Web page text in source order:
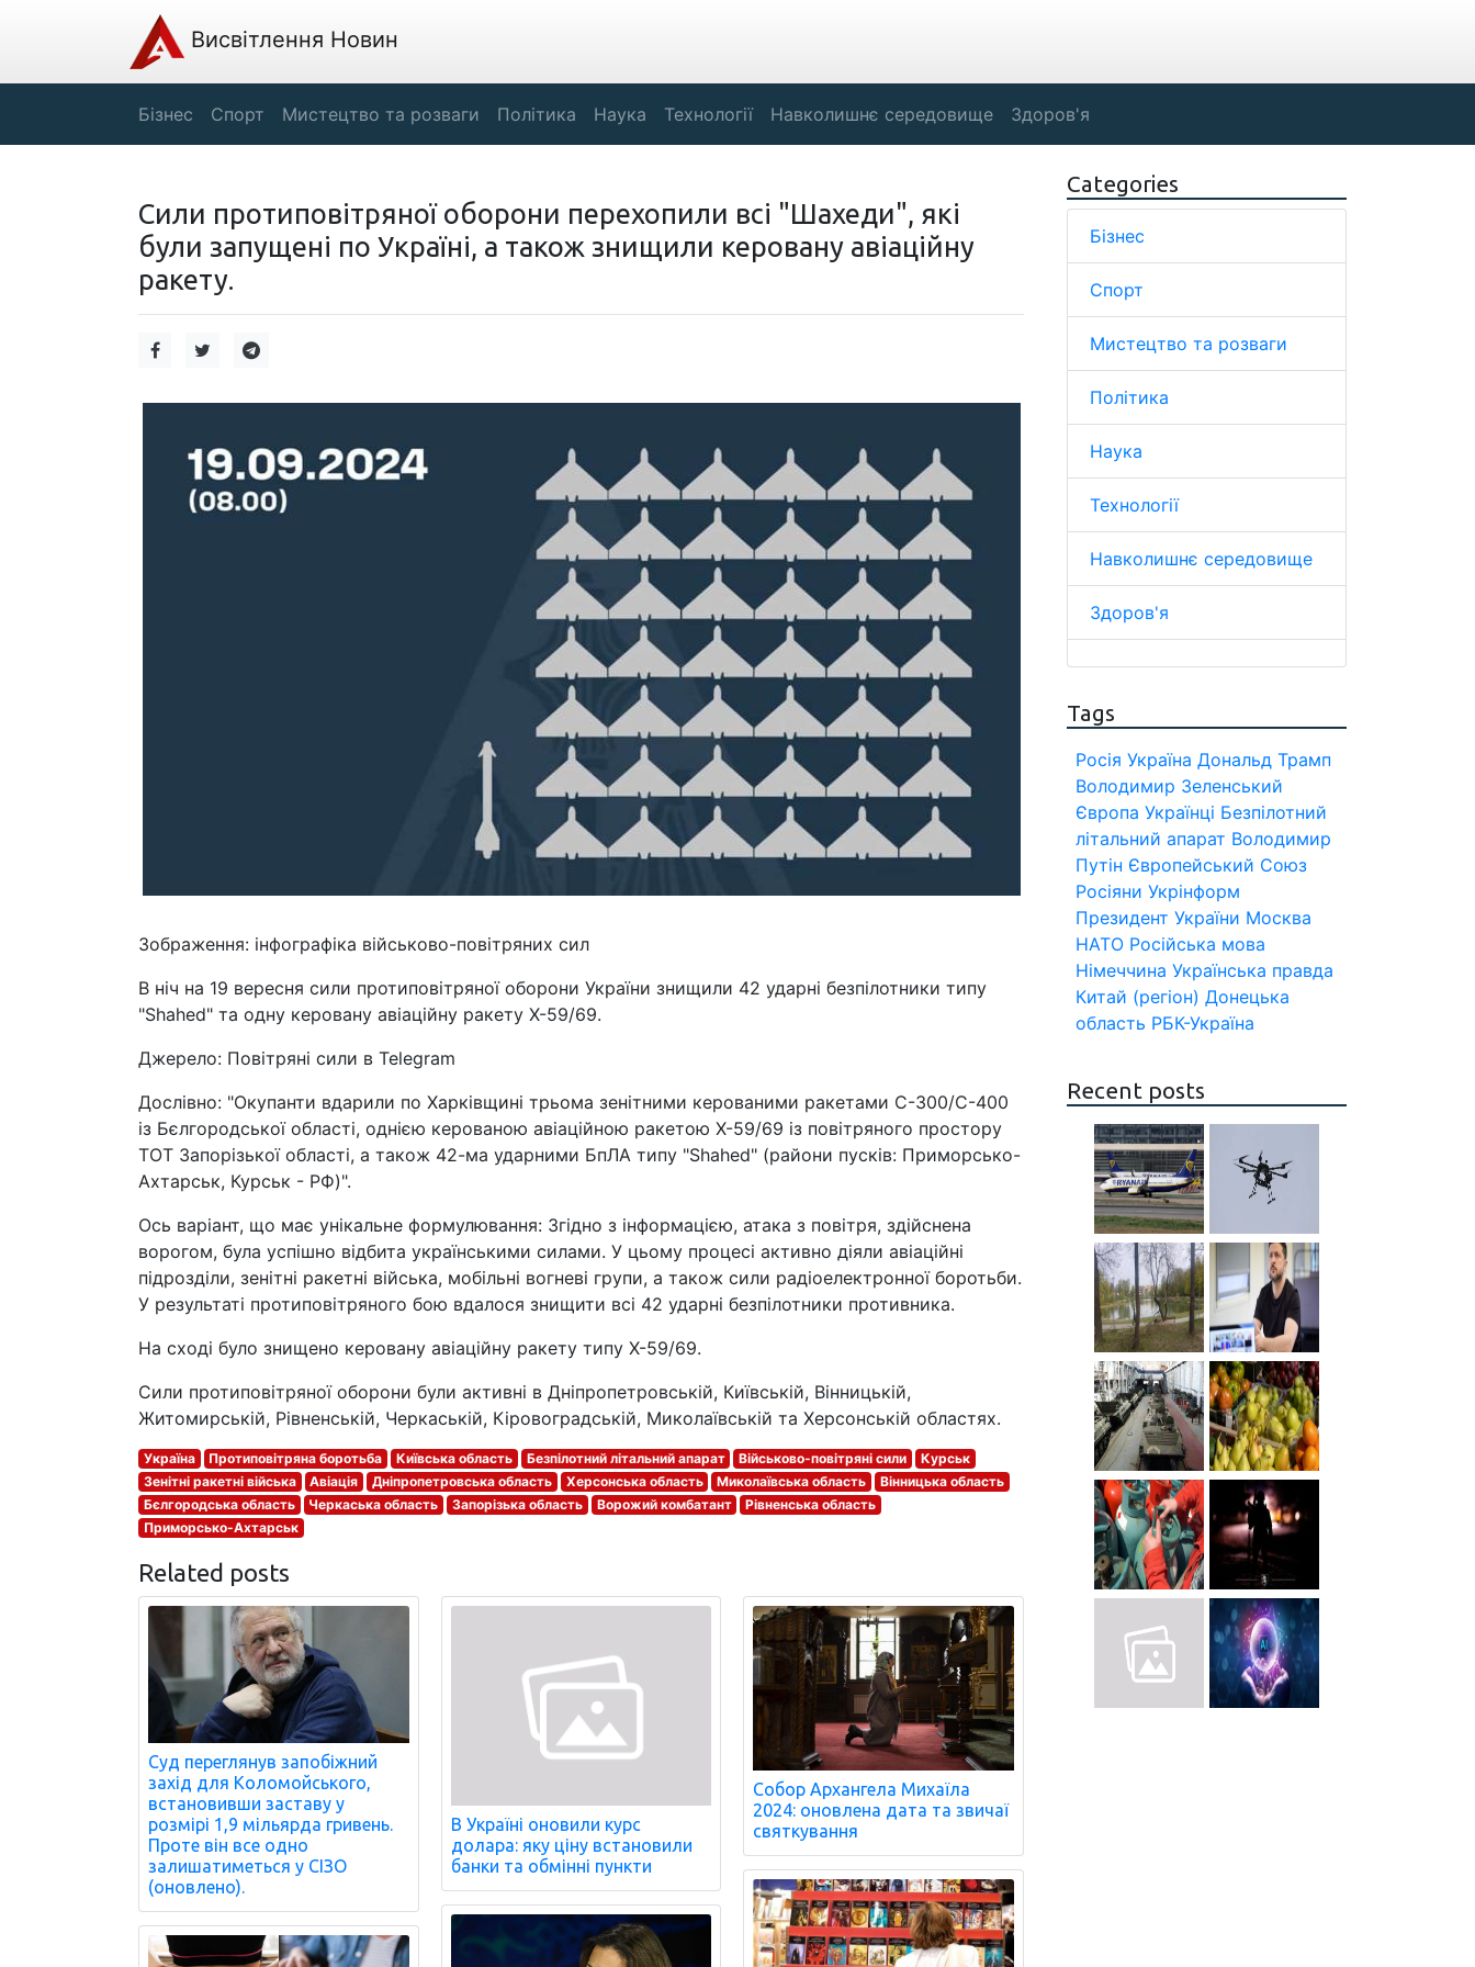
Висвітлення Новин
Бізнес Спорт Мистецтво та розваги Політика Наука Технології Навколишнє середовище Здоров'я
Сили протиповітряної оборони перехопили всі "Шахеди", які
були запущені по Україні, а також знищили керовану авіаційну
ракету.
Зображення: інфографіка військово-повітряних сил
В ніч на 19 вересня сили протиповітряної оборони України знищили 42 ударні безпілотники типу
"Shahed" та одну керовану авіаційну ракету Х-59/69.
Джерело: Повітряні сили в Telegram
Дослівно: "Окупанти вдарили по Харківщині трьома зенітними керованими ракетами С-300/С-400
із Бєлгородської області, однією керованою авіаційною ракетою Х-59/69 із повітряного простору
ТОТ Запорізької області, а також 42-ма ударними БпЛА типу "Shahed" (райони пусків: Приморсько-
Ахтарськ, Курськ - РФ)".
Ось варіант, що має унікальне формулювання: Згідно з інформацією, атака з повітря, здійснена
ворогом, була успішно відбита українськими силами. У цьому процесі активно діяли авіаційні
підрозділи, зенітні ракетні війська, мобільні вогневі групи, а також сили радіоелектронної боротьби.
У результаті протиповітряного бою вдалося знищити всі 42 ударні безпілотники противника.
На сході було знищено керовану авіаційну ракету типу Х-59/69.
Сили протиповітряної оборони були активні в Дніпропетровській, Київській, Вінницькій,
Житомирській, Рівненській, Черкаській, Кіровоградській, Миколаївській та Херсонській областях.
Україна Протиповітряна боротьба Київська область Безпілотний літальний апарат Військово-повітряні сили
Курськ
Зенітні ракетні війська
Авіація Дніпропетровська область Херсонська область Миколаївська область
Вінницька область
Бєлгородська область
Черкаська область Запорізька область Ворожий комбатант
Рівненська область
Приморсько-Ахтарськ
Related posts
Суд переглянув запобіжний
захід для Коломойського,
встановивши заставу у
розмірі 1,9 мільярда гривень.
Проте він все одно
залишатиметься у СІЗО
(оновлено).
В Україні оновили курс
долара: яку ціну встановили
банки та обмінні пункти
Собор Архангела Михаїла
2024: оновлена дата та звичаї
святкування
Categories
Бізнес
Спорт
Мистецтво та розваги
Політика
Наука
Технології
Навколишнє середовище
Здоров'я
Tags
Росія Україна Дональд Трамп
Володимир Зеленський
Європа Українці Безпілотний
літальний апарат Володимир
Путін Європейський Союз
Росіяни Укрінформ
Президент України Москва
НАТО Російська мова
Німеччина Українська правда
Китай (регіон) Донецька
область РБК-Україна
Recent posts